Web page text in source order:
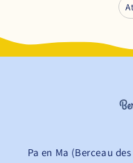
Pa en Ma (Berceau